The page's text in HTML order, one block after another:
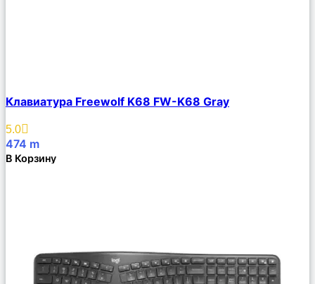
Описание
Избранное
Клавиатура Freewolf K68 FW-K68 Gray
5.0
474 m
В Корзину